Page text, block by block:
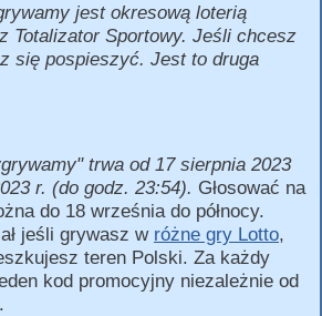
jest okresową loterią
Totalizator Sportowy. Jeśli chcesz
się pospieszyć. Jest to druga
trwa od 17 sierpnia 2023
r. (do godz. 23:54). Głosować na
do 18 września do północy.
jeśli grywasz w różne gry Lotto,
teren Polski. Za każdy
kod promocyjny niezależnie od